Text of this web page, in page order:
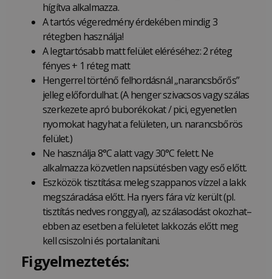
hígítva alkalmazza.
A tartós végeredmény érdekében mindig 3
rétegben használja!
A legtartósabb matt felület eléréséhez: 2 réteg
fényes + 1 réteg matt
Hengerrel történő felhordásnál „narancsbőrős”
jelleg előfordulhat. (A henger szivacsos vagy szálas
szerkezete apró buborékokat / pici, egyenetlen
nyomokat hagyhat a felületen, un. narancsbőrös
felület.)
Ne használja 8°C alatt vagy 30°C felett. Ne
alkalmazza közvetlen napsütésben vagy eső előtt.
Eszközök tisztítása: meleg szappanos vízzel a lakk
megszáradása előtt. Ha nyers fára víz került (pl.
tisztítás nedves ronggyal), az szálasodást okozhat–
ebben az esetben a felületet lakkozás előtt meg
kell csiszolni és portalanítani.
Figyelmeztetés: